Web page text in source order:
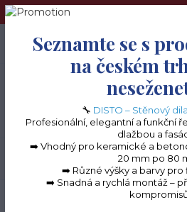
➢Terče pod dlažbu naleznete na e-
+420 605 740 744
Balkonové lišty do lepidla Balkonový
Seznamte se s
na českém
🔧 DISTO – Stěnový
Profesionální, elegantní a funkční
dlažbou a
➡️ Vhodný pro keramické a
20 mm po 80
➡️ Různé výšky a barvy
➡️ Snadná a rychlá montáž –